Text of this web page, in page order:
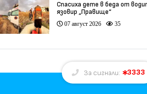
Спасиха дете в беда от
язовир „Правище“
07 август 2026 35
За сигнали: 3333